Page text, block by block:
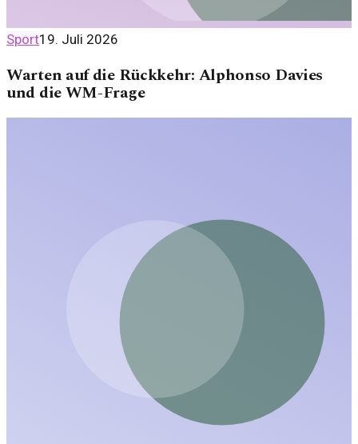
Sport19. Juli 2026
Warten auf die Rückkehr: Alphonso Davies
und die WM-Frage